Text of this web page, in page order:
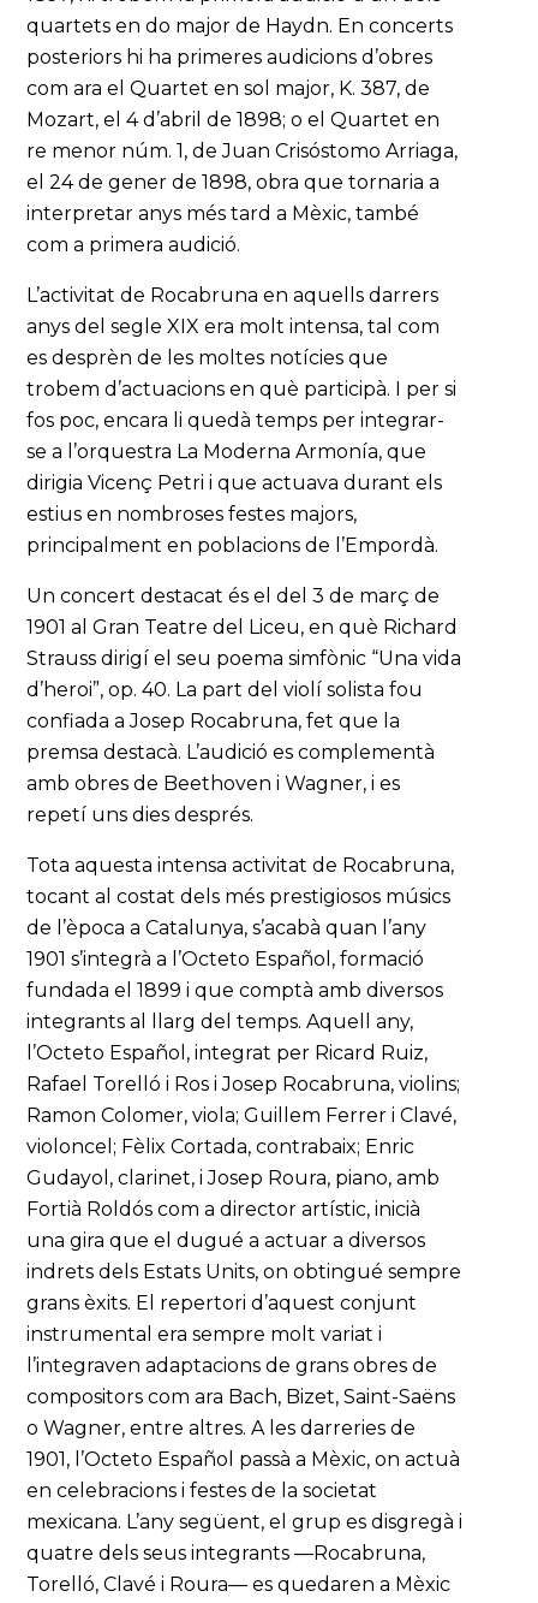
quartets en do major de Haydn. En concerts
posteriors hi ha primeres audicions d’obres
com ara el Quartet en sol major, K. 387, de
Mozart, el 4 d’abril de 1898; o el Quartet en
re menor núm. 1, de Juan Crisóstomo Arriaga,
el 24 de gener de 1898, obra que tornaria a
interpretar anys més tard a Mèxic, també
com a primera audició.
L’activitat de Rocabruna en aquells darrers
anys del segle XIX era molt intensa, tal com
es desprèn de les moltes notícies que
trobem d’actuacions en què participà. I per si
fos poc, encara li quedà temps per integrar-
se a l’orquestra La Moderna Armonía, que
dirigia Vicenç Petri i que actuava durant els
estius en nombroses festes majors,
principalment en poblacions de l’Empordà.
Un concert destacat és el del 3 de març de
1901 al Gran Teatre del Liceu, en què Richard
Strauss dirigí el seu poema simfònic “Una vida
d’heroi”, op. 40. La part del violí solista fou
confiada a Josep Rocabruna, fet que la
premsa destacà. L’audició es complementà
amb obres de Beethoven i Wagner, i es
repetí uns dies després.
Tota aquesta intensa activitat de Rocabruna,
tocant al costat dels més prestigiosos músics
de l’època a Catalunya, s’acabà quan l’any
1901 s’integrà a l’Octeto Español, formació
fundada el 1899 i que comptà amb diversos
integrants al llarg del temps. Aquell any,
l’Octeto Español, integrat per Ricard Ruiz,
Rafael Torelló i Ros i Josep Rocabruna, violins;
Ramon Colomer, viola; Guillem Ferrer i Clavé,
violoncel; Fèlix Cortada, contrabaix; Enric
Gudayol, clarinet, i Josep Roura, piano, amb
Fortià Roldós com a director artístic, inicià
una gira que el dugué a actuar a diversos
indrets dels Estats Units, on obtingué sempre
grans èxits. El repertori d’aquest conjunt
instrumental era sempre molt variat i
l’integraven adaptacions de grans obres de
compositors com ara Bach, Bizet, Saint-Saëns
o Wagner, entre altres. A les darreries de
1901, l’Octeto Español passà a Mèxic, on actuà
en celebracions i festes de la societat
mexicana. L’any següent, el grup es disgregà i
quatre dels seus integrants —Rocabruna,
Torelló, Clavé i Roura— es quedaren a Mèxic